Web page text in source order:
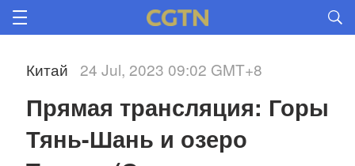
Китай 24 Jul, 2023 09:02 GMT+8
Прямая трансляция: Горы
Тянь-Шань и озеро